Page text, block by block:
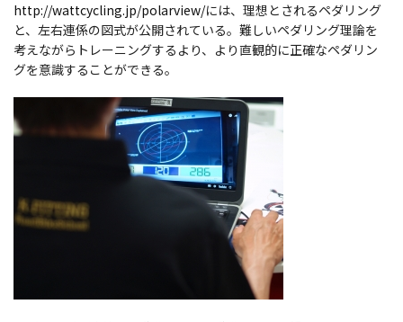
http://wattcycling.jp/polarview/には、理想とされるペダリング
と、左右連係の図式が公開されている。難しいペダリング理論を
考えながらトレーニングするより、より直観的に正確なペダリン
グを意識することができる。